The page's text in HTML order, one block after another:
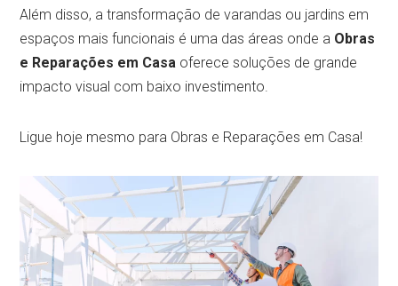
Além disso, a transformação de varandas ou jardins em
espaços mais funcionais é uma das áreas onde a Obras
e Reparações em Casa oferece soluções de grande
impacto visual com baixo investimento.
Ligue hoje mesmo para Obras e Reparações em Casa!